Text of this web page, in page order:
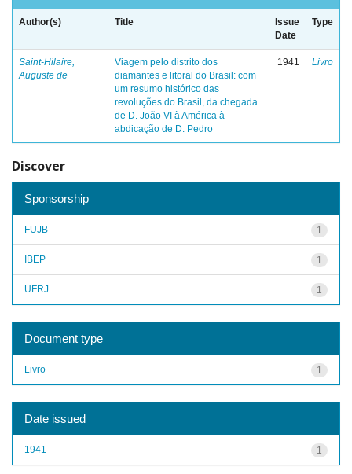
Author(s) Title
Issue
Date
Type
Saint-Hilaire,
Auguste de
Viagem pelo distrito dos
diamantes e litoral do Brasil: com
um resumo histórico das
revoluções do Brasil, da chegada
de D. João VI à América à
abdicação de D. Pedro
1941 Livro
Discover
Sponsorship
1
FUJB
1
IBEP
1
UFRJ
Document type
1
Livro
Date issued
1
1941